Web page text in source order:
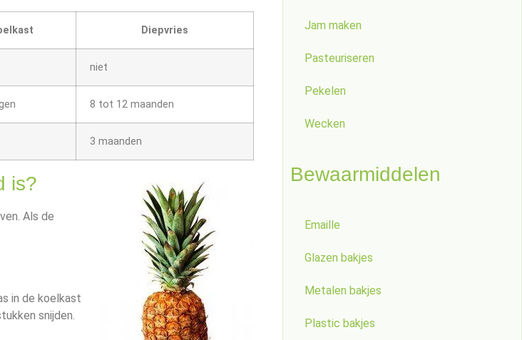
Diepvries
niet
8 tot 12 maanden
3 maanden
is?
Als de
in de koelkast
snijden.
Jam maken
Pasteuriseren
Pekelen
Wecken
Bewaarmiddelen
Emaille
Glazen bakjes
Metalen bakjes
Plastic bakjes